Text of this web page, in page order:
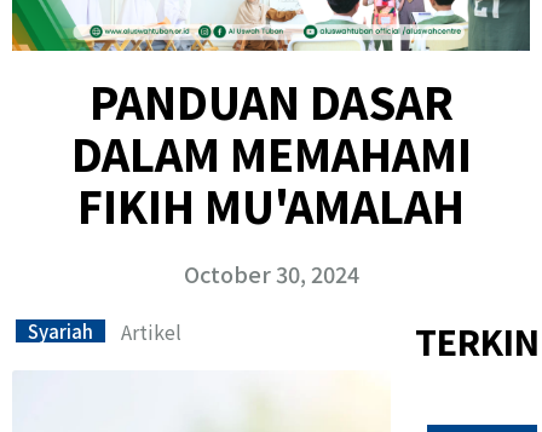
PANDUAN DASAR
DALAM MEMAHAMI
FIKIH MU'AMALAH
October 30, 2024
Syariah Artikel